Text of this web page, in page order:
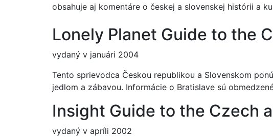
obsahuje aj komentáre o českej a slovenskej histórii a
Lonely Planet Guide to the
vydaný v januári 2004
Tento sprievodca Českou republikou a Slovenskom
jedlom a zábavou. Informácie o Bratislave sú
Insight Guide to the Czech
vydaný v apríli 2002